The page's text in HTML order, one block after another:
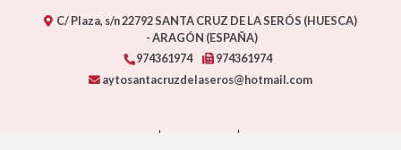
C/ Plaza, s/n22792SANTA CRUZ DE LA SERÓS (HUESCA)
- ARAGÓN (ESPAÑA)
974361974
974361974
aytosantacruzdelaseros@hotmail.com